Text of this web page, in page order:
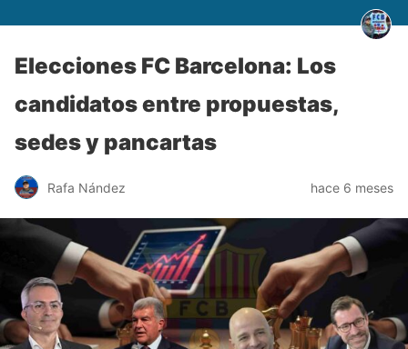
Elecciones FC Barcelona: Los
candidatos entre propuestas,
sedes y pancartas
Rafa Nández hace 6 meses